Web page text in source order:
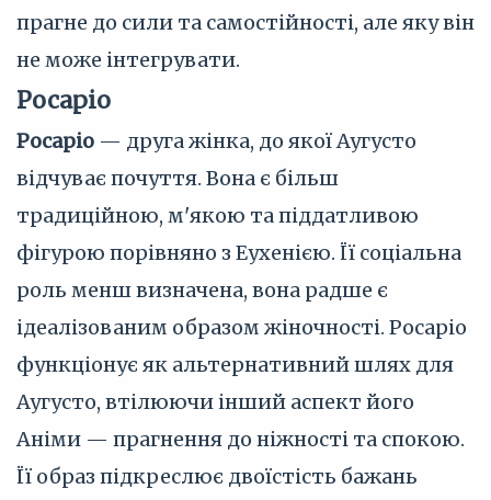
прагне до сили та самостійності, але яку він
не може інтегрувати.
Росаріо
Росаріо — друга жінка, до якої Аугусто
відчуває почуття. Вона є більш
традиційною, м'якою та піддатливою
фігурою порівняно з Еухенією. Її соціальна
роль менш визначена, вона радше є
ідеалізованим образом жіночності. Росаріо
функціонує як альтернативний шлях для
Аугусто, втілюючи інший аспект його
Аніми — прагнення до ніжності та спокою.
Її образ підкреслює двоїстість бажань